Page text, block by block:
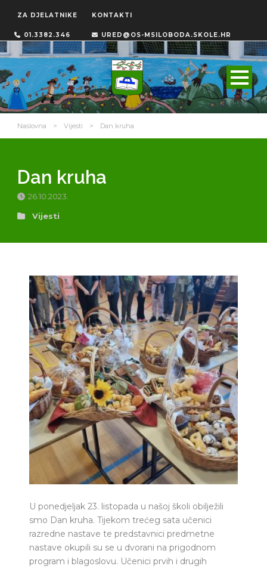
ZA DJELATNIKE KONTAKTI
01.3382.346 URED@OS-MSILOBODA.SKOLE.HR
Naslovna > Vijesti > Dan kruha
Dan kruha
26.10.2023.
Vijesti
U ponedjeljak 23. listopada u našoj školi obilježili
smo Dan kruha. Tijekom trećeg sata učenici
razredne nastave te predstavnici predmetne
nastave okupili su se u dvorani na prigodnom
program i blagoslovu. Učenici prvih i drugih